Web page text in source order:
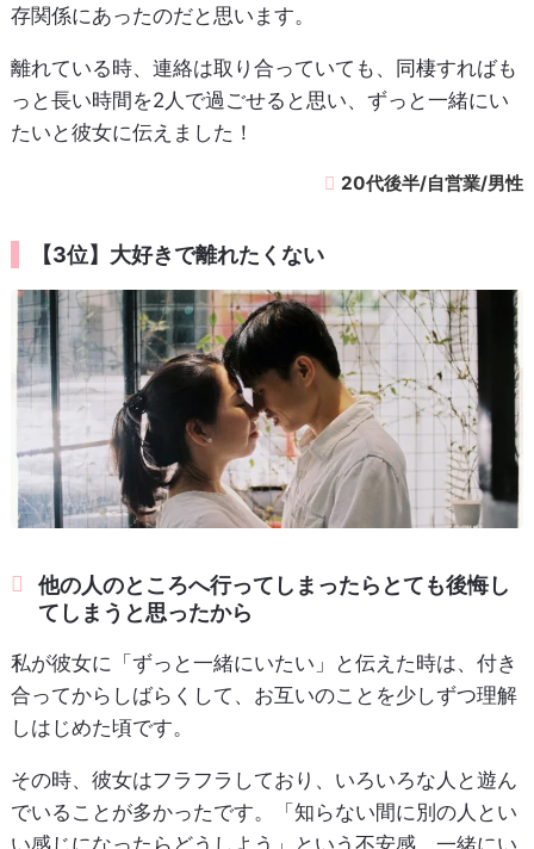
存関係にあったのだと思います。
離れている時、連絡は取り合っていても、同棲すればも
っと長い時間を2人で過ごせると思い、ずっと一緒にい
たいと彼女に伝えました！
20代後半/自営業/男性
【3位】大好きで離れたくない
他の人のところへ行ってしまったらとても後悔し
てしまうと思ったから
私が彼女に「ずっと一緒にいたい」と伝えた時は、付き
合ってからしばらくして、お互いのことを少しずつ理解
しはじめた頃です。
その時、彼女はフラフラしており、いろいろな人と遊ん
でいることが多かったです。「知らない間に別の人とい